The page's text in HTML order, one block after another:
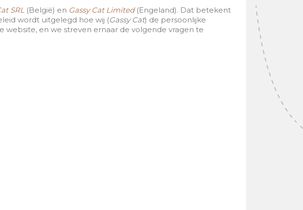
SRL (België) en Gassy Cat Limited(Engeland). Dat betekent
wordt uitgelegd hoe wij (Gassy Cat) de persoonlijke
website, en we streven ernaar de volgende vragen te